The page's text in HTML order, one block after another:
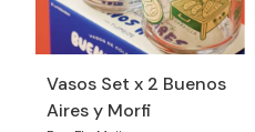
Vasos Set x 2 Buenos
Aires y Morfi